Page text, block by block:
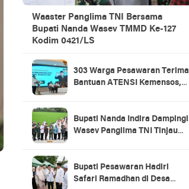
Waaster Panglima TNI Bersama
Bupati Nanda Wasev TMMD Ke-127
Kodim 0421/LS
303 Warga Pesawaran Terima
Bantuan ATENSI Kemensos,
Bupati Nanda Indira Dampingi
Wasev Panglima TNI Tinjau
Bupati Pesawaran Hadiri
Safari Ramadhan di Desa